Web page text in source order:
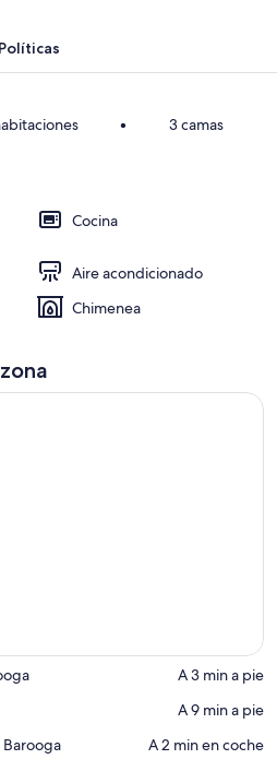
Cocina privada
Políticas
• 3 camas
Cocina
Aire acondicionado
Chimenea
‪A 3 min a pie‬
‪A 9 min a pie‬
‪A 2 min en coche‬